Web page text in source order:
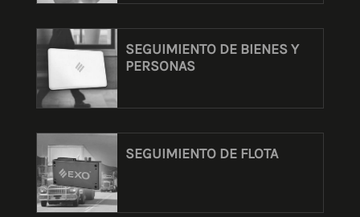
SEGUIMIENTO DE BIENES Y
PERSONAS
SEGUIMIENTO DE FLOTA